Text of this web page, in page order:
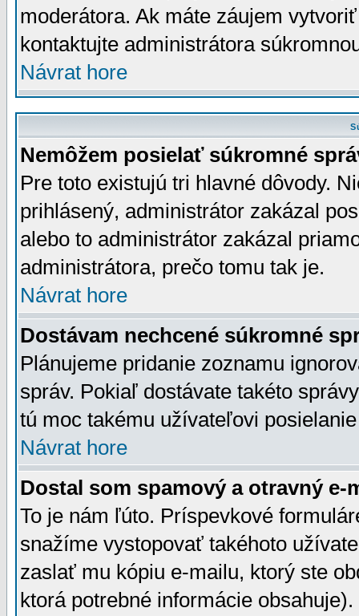
moderátora. Ak máte záujem
kontaktujte administrátora
Návrat hore
Nemôžem posielať súkromné
Pre toto existujú tri hlavné dôvody.
prihlásený, administrátor zakázal
alebo to administrátor zakázal
administrátora, prečo tomu tak je.
Návrat hore
Dostávam nechcené súkromné
Plánujeme pridanie zoznamu
správ. Pokiaľ dostávate takéto
tú moc takému užívateľovi
Návrat hore
Dostal som spamový a otravný e-
To je nám ľúto. Príspevkové
snažíme vystopovať takéhoto
zaslať mu kópiu e-mailu, ktorý ste
ktorá potrebné informácie